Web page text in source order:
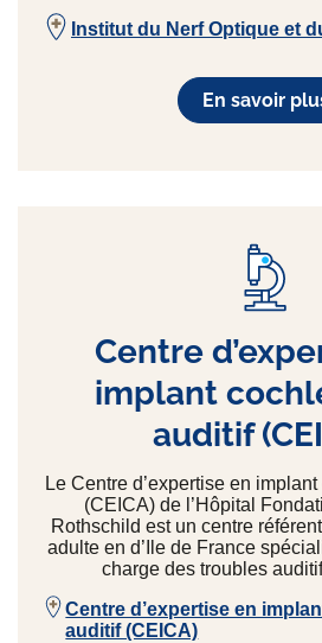
Institut du Nerf Optique et
En savoir
Centre
implant
auditif
Le Centre d’expertise en
(CEICA) de l’Hôpital
Rothschild est un centre
adulte en d’Ile de France
charge des troubles
Centre d’expertise en
auditif (CEICA)